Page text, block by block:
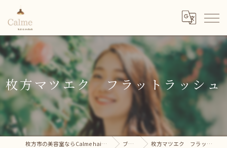
枚方マツエク フラットラッシュ
枚方市の美容室ならCalme hair＆eyelash ブログ 枚方マツエク フラットラッシュ